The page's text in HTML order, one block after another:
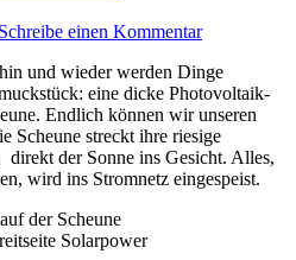
Schreibe einen Kommentar
und wieder werden Dinge
eine dicke Photovoltaik-
Endlich können wir unseren
Scheune streckt ihre riesige
direkt der Sonne ins Gesicht. Alles,
wird ins Stromnetz eingespeist.
Solarpower